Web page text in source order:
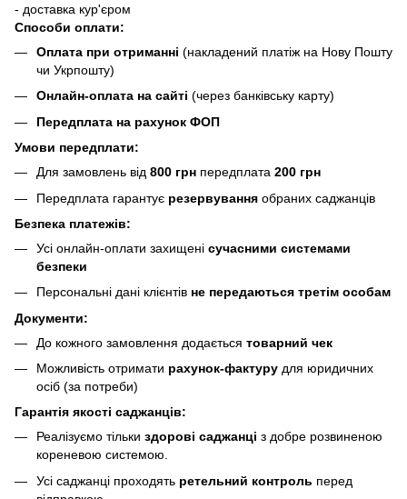
- доставка кур'єром
Способи оплати:
Оплата при отриманні (накладений платіж на Нову Пошту
чи Укрпошту)
Онлайн-оплата на сайті (через банківську карту)
Передплата на рахунок ФОП
Умови передплати:
Для замовлень від 800 грн передплата 200 грн
Передплата гарантує резервування обраних саджанців
Безпека платежів:
Усі онлайн-оплати захищені сучасними системами
безпеки
Персональні дані клієнтів не передаються третім особам
Документи:
До кожного замовлення додається товарний чек
Можливість отримати рахунок-фактуру для юридичних
осіб (за потреби)
Гарантія якості саджанців:
Реалізуємо тільки здорові саджанці з добре розвиненою
кореневою системою.
Усі саджанці проходять ретельний контроль перед